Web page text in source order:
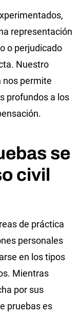
representación
o perjudicado
Nuestro
nos permite
profundos a los
se
civil
de práctica
personales
en los tipos
Mientras
por sus
pruebas es